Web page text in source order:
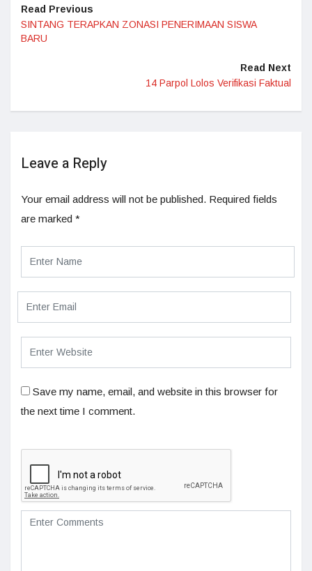
Read Previous
SINTANG TERAPKAN ZONASI PENERIMAAN SISWA
BARU
Read Next
14 Parpol Lolos Verifikasi Faktual
Leave a Reply
Your email address will not be published. Required fields
are marked *
Save my name, email, and website in this browser for
the next time I comment.